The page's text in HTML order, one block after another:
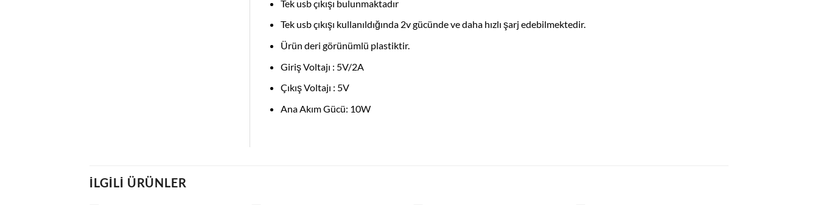
Tek usb çıkışı bulunmaktadır
Tek usb çıkışı kullanıldığında 2v gücünde ve daha hızlı şarj edebilmektedir.
Ürün deri görünümlü plastiktir.
Giriş Voltajı : 5V/2A
Çıkış Voltajı : 5V
Ana Akım Gücü: 10W
İLGILI ÜRÜNLER